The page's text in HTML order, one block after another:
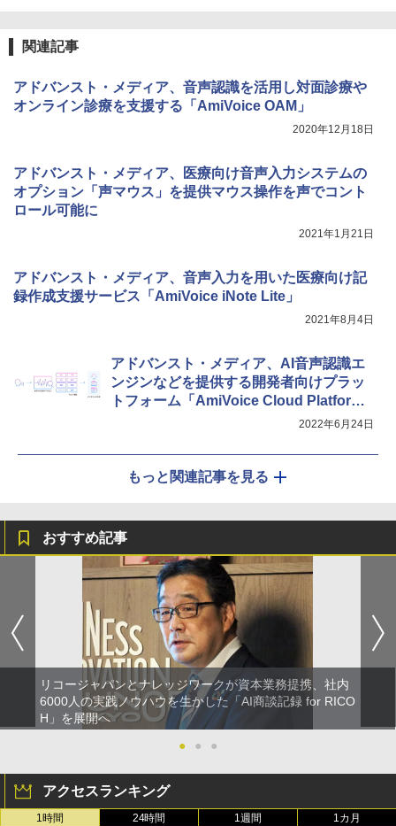
関連記事
アドバンスト・メディア、音声認識を活用し対面診療や
オンライン診療を支援する「AmiVoice OAM」
2020年12月18日
アドバンスト・メディア、医療向け音声入力システムの
オプション「声マウス」を提供マウス操作を声でコント
ロール可能に
2021年1月21日
アドバンスト・メディア、音声入力を用いた医療向け記
録作成支援サービス「AmiVoice iNote Lite」
2021年8月4日
アドバンスト・メディア、AI音声認識エ
ンジンなどを提供する開発者向けプラッ
トフォーム「AmiVoice Cloud Platfor
2022年6月24日
もっと関連記事を見る
おすすめ記事
リコージャパンとナレッジワークが資本業務提携、社内
6000人の実践ノウハウを生かした「AI商談記録 for RICO
H」を展開へ
●
● ●
アクセスランキング
1時間 24時間 1週間 1カ月